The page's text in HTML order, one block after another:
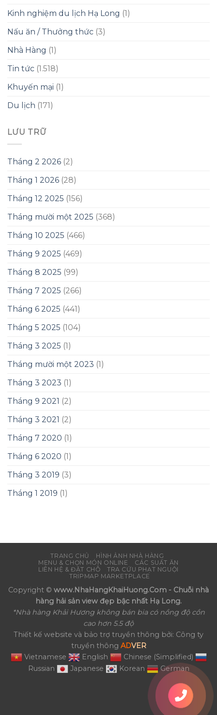
Kinh nghiệm du lịch Hạ Long (1)
Nấu ăn / Thưởng thức (3)
Nhà Hàng (1)
Tin tức (1.518)
Khuyến mại (1)
Du lịch (171)
LƯU TRỮ
Tháng 2 2026 (2)
Tháng 1 2026 (28)
Tháng 12 2025 (156)
Tháng mười một 2025 (368)
Tháng 10 2025 (466)
Tháng 9 2025 (469)
Tháng 8 2025 (99)
Tháng 7 2025 (266)
Tháng 6 2025 (441)
Tháng 5 2025 (104)
Tháng 3 2025 (1)
Tháng mười một 2023 (1)
Tháng 3 2023 (1)
Tháng 9 2021 (2)
Tháng 3 2021 (2)
Tháng 7 2020 (1)
Tháng 6 2020 (1)
Tháng 3 2019 (3)
Tháng 1 2019 (1)
TRANG CHỦ
HÌNH ẢNH NHÀ HÀNG
MENU & CHỌN MÓN ONLINE
CÁC SUẤT ĂN
LIÊN HỆ & ĐẶT CHỖ
TRA CỨU PHẠT NGUỘI
TRIPMAP MARKETPLACE
Copyright © www.NhaHangKhaiHuong.Com - Chuỗi nhà
hàng hải sản view đẹp bậc nhất Hạ Long.
*Nhà hàng Khải Hương không bán bia có nồng độ cồn
cao hơn 5.5 độ
Thiết kế website và bảo trợ truyền thông bởi: Công ty
truyền thông ADVER
Vietnamese
English
Chinese (Simplified)
Russian
Japanese Korean German